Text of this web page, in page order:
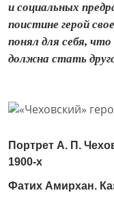
и социальных
поистине герой
понял для себя,
должна стать
Портрет А. П.
1900-х
Фатих Амирхан.